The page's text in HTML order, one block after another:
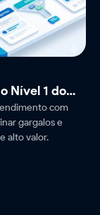
1 do
com
gargalos e
alto valor.